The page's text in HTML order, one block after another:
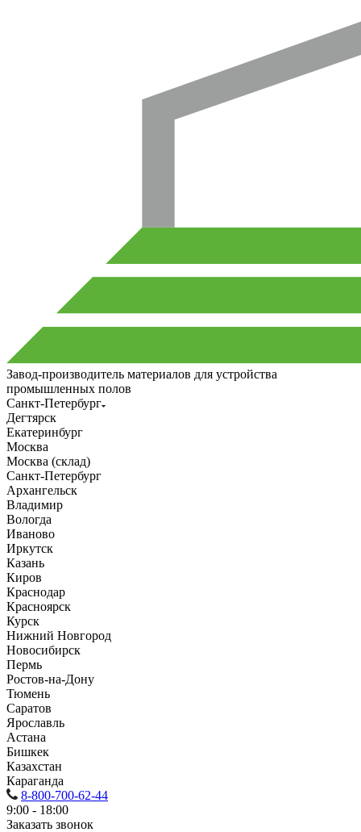
Завод-производитель материалов для устройства
промышленных полов
Санкт-Петербург
Дегтярск
Екатеринбург
Москва
Москва (склад)
Санкт-Петербург
Архангельск
Владимир
Вологда
Иваново
Иркутск
Казань
Киров
Краснодар
Красноярск
Курск
Нижний Новгород
Новосибирск
Пермь
Ростов-на-Дону
Тюмень
Саратов
Ярославль
Астана
Бишкек
Казахстан
Караганда
8-800-700-62-44
9:00 - 18:00
Заказать звонок